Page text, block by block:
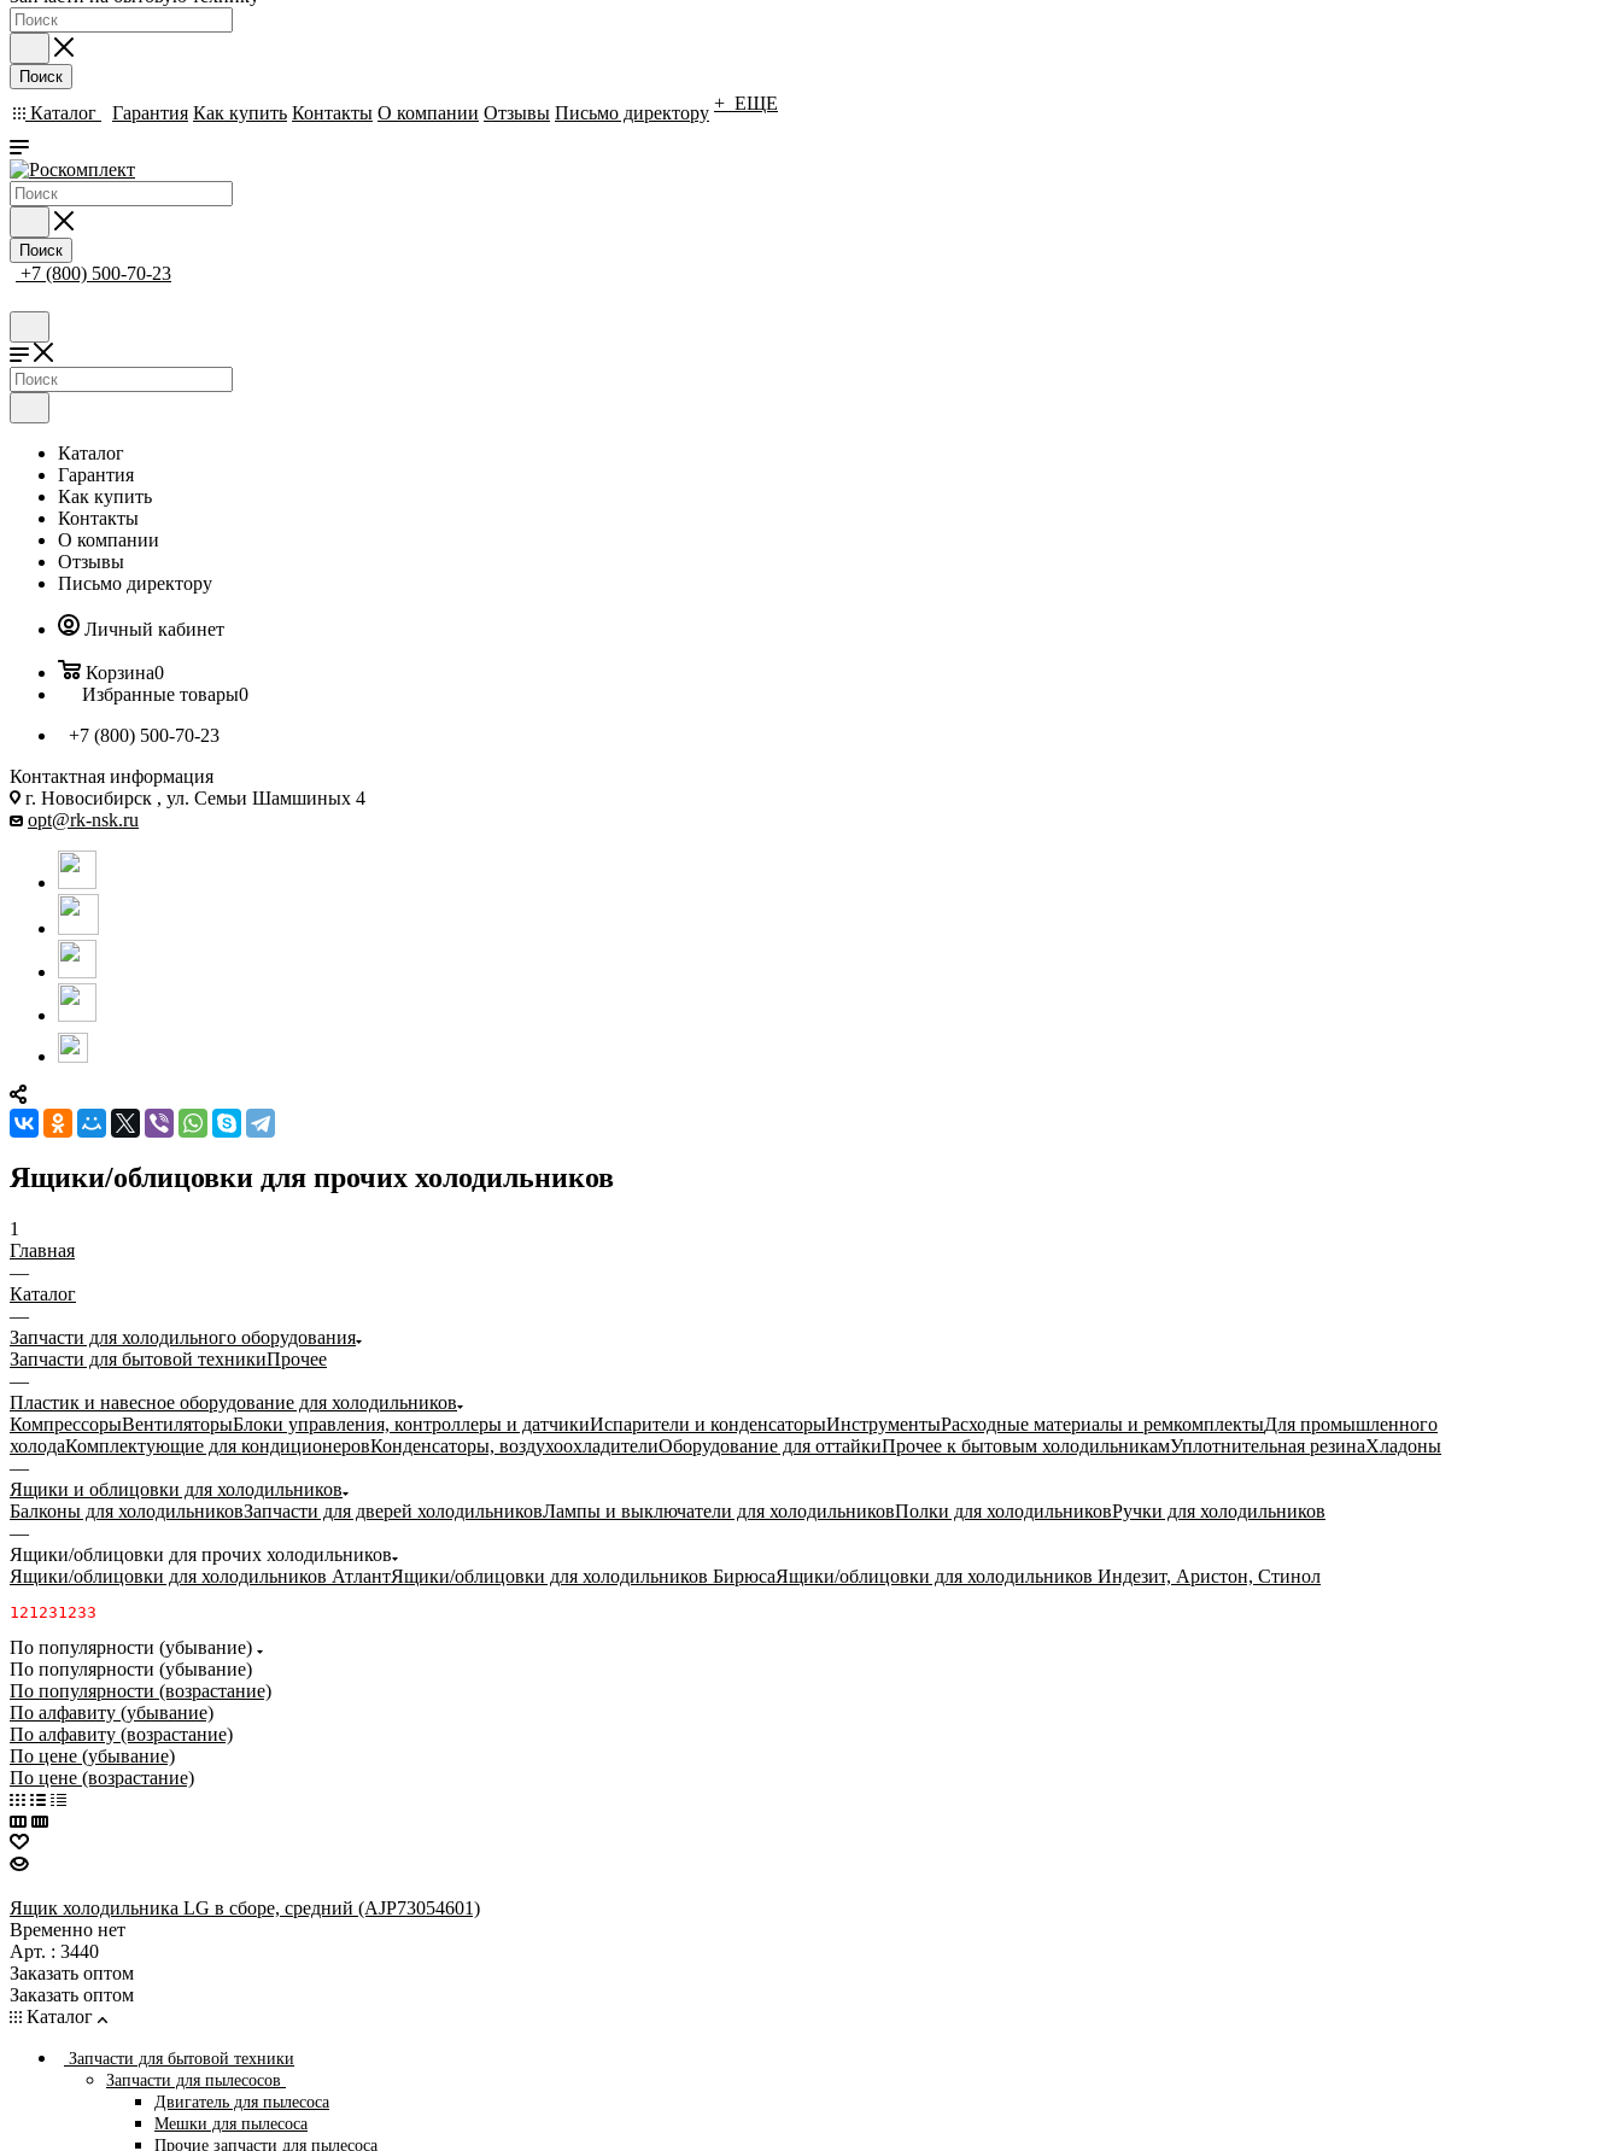
Поиск
Каталог Гарантия Как купить Контакты О компании Отзывы Письмо директору + ЕЩЕ
Поиск
+7 (800) 500-70-23
Каталог
Гарантия
Как купить
Контакты
О компании
Отзывы
Письмо директору
Личный кабинет
Корзина0
Избранные товары0
+7 (800) 500-70-23
Контактная информация
г. Новосибирск , ул. Семьи Шамшиных 4
opt@rk-nsk.ru
Ящики/облицовки для прочих холодильников
1
Главная
—
Каталог
—
Запчасти для холодильного оборудования
Запчасти для бытовой техникиПрочее
—
Пластик и навесное оборудование для холодильников
КомпрессорыВентиляторыБлоки управления, контроллеры и датчикиИспарители и конденсаторыИнструментыРасходные материалы и ремкомплектыДля промышленного
холодаКомплектующие для кондиционеровКонденсаторы, воздухоохладителиОборудование для оттайкиПрочее к бытовым холодильникамУплотнительная резинаХладоны
—
Ящики и облицовки для холодильников
Балконы для холодильниковЗапчасти для дверей холодильниковЛампы и выключатели для холодильниковПолки для холодильниковРучки для холодильников
—
Ящики/облицовки для прочих холодильников
Ящики/облицовки для холодильников АтлантЯщики/облицовки для холодильников БирюсаЯщики/облицовки для холодильников Индезит, Аристон, Стинол
121231233
По популярности (убывание)
По популярности (убывание)
По популярности (возрастание)
По алфавиту (убывание)
По алфавиту (возрастание)
По цене (убывание)
По цене (возрастание)
Ящик холодильника LG в сборе, средний (AJP73054601)
Временно нет
Арт. : 3440
Заказать оптом
Заказать оптом
Каталог
Запчасти для бытовой техники
Запчасти для пылесосов
Двигатель для пылесоса
Мешки для пылесоса
Прочие запчасти для пылесоса